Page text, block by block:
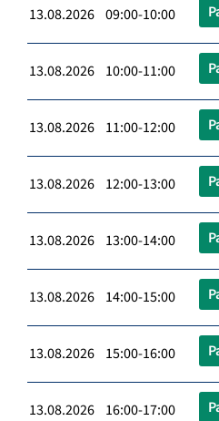
13.08.2026 09:00-10:00
13.08.2026 10:00-11:00
13.08.2026 11:00-12:00
13.08.2026 12:00-13:00
13.08.2026 13:00-14:00
13.08.2026 14:00-15:00
13.08.2026 15:00-16:00
13.08.2026 16:00-17:00